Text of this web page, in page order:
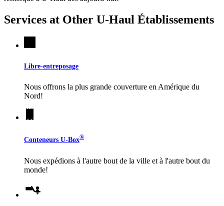
Services at Other U-Haul Établissements
Libre-entreposage
Nous offrons la plus grande couverture en Amérique du
Nord!
Conteneurs U-Box®
Nous expédions à l'autre bout de la ville et à l'autre bout du
monde!